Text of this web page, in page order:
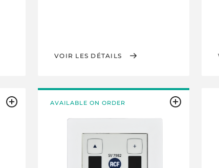
VOIR LES DÉTAILS
AVAILABLE ON ORDER